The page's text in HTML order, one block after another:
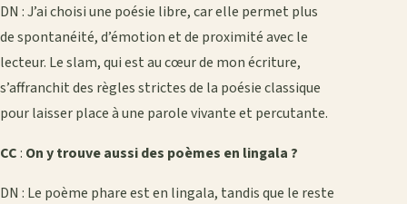
DN : J’ai choisi une poésie libre, car elle permet plus
de spontanéité, d’émotion et de proximité avec le
lecteur. Le slam, qui est au cœur de mon écriture,
s’affranchit des règles strictes de la poésie classique
pour laisser place à une parole vivante et percutante.
CC : On y trouve aussi des poèmes en lingala ?
DN : Le poème phare est en lingala, tandis que le reste